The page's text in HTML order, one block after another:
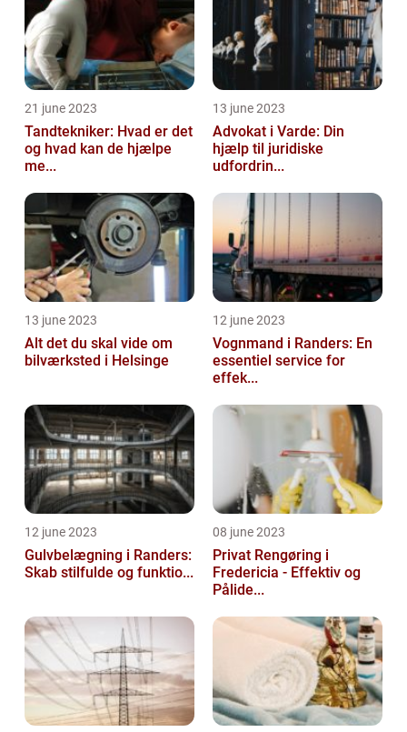
21 june 2023
Tandtekniker: Hvad er det
og hvad kan de hjælpe
me...
13 june 2023
Advokat i Varde: Din
hjælp til juridiske
udfordrin...
13 june 2023
Alt det du skal vide om
bilværksted i Helsinge
12 june 2023
Vognmand i Randers: En
essentiel service for
effek...
12 june 2023
Gulvbelægning i Randers:
Skab stilfulde og funktio...
08 june 2023
Privat Rengøring i
Fredericia - Effektiv og
Pålide...